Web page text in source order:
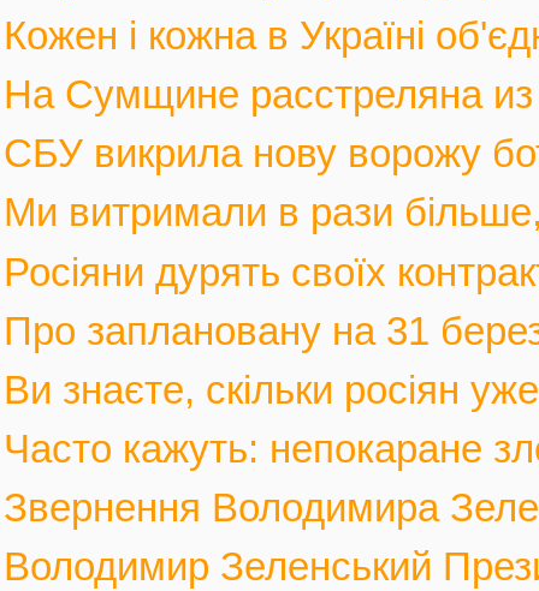
Кожен і кожна в Україні
На Сумщине расстреляна из
СБУ викрила нову ворожу
Ми витримали в рази
Росіяни дурять своїх
Про заплановану на 31
Ви знаєте, скільки росіян
Часто кажуть: непокаране
Звернення Володимира
Володимир Зеленський